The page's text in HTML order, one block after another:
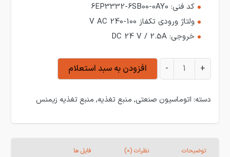
کد فنی: 6EP3332-6SB00-0AY0
ولتاژ ورودی تکفاز 100-240 V AC
خروجی: DC 24 V / 2.5A
منبع تغذیه لوگو زیمنس 24 ولت 2.5 آمپر عدد
+
- افزودن به سبد استعلام
دسته: اتوماسیون صنعتی, منبع تغذیه, منبع تغذیه زیمنس
توضیحات نظرات (0) فایل ها